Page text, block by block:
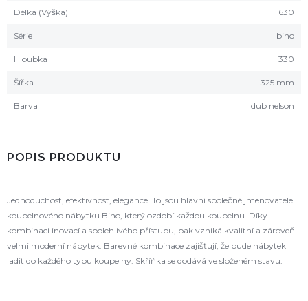
Délka (Výška) 630
Série bino
Hloubka 330
Šířka 325 mm
Barva dub nelson
POPIS PRODUKTU
Jednoduchost, efektivnost, elegance. To jsou hlavní společné jmenovatele
koupelnového nábytku Bino, který ozdobí každou koupelnu. Díky
kombinaci inovací a spolehlivého přístupu, pak vzniká kvalitní a zároveň
velmi moderní nábytek. Barevné kombinace zajišťují, že bude nábytek
ladit do každého typu koupelny. Skříňka se dodává ve složeném stavu.